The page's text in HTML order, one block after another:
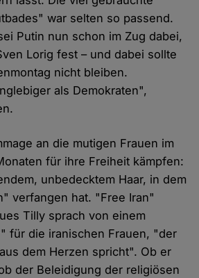
war selten so passend.
Putin nun schon im Zug dabei,
Lorig fest – und dabei sollte
nicht bleiben.
als Demokraten",
an die mutigen Frauen im
für ihre Freiheit kämpfen:
unbedecktem Haar, in dem
verfangen hat. "Free Iran"
Tilly sprach von einem
für die iranischen Frauen, "der
dem Herzen spricht". Ob er
der Beleidigung der religiösen